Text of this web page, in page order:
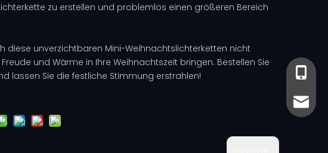
zu erstellen und problemlos einen größeren Bereich
diese unverzichtbaren Mini-Weihnachtslichterketten nicht
und Wärme in Ihre Weihnachtszeit bringen. Bestellen Sie
lassen Sie die festliche Stimmung erstrahlen!
+86-
+86-